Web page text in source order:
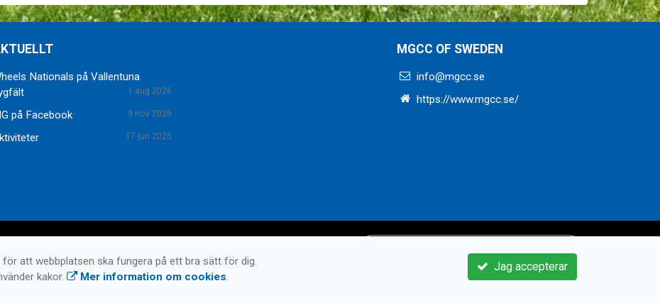
Nationals på Vallentuna
1 aug 2026
på Facebook 9 nov 2025
17 jun 2025
MGCC OF SWEDEN
info@mgcc.se
https://www.mgcc.se/
Jag accepterar
att webbplatsen ska fungera på ett bra sätt för dig.
kakor.
Mer information om cookies.